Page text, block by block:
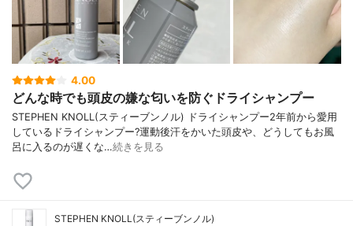
4.00
どんな時でも頭皮の嫌な匂いを防ぐドライシャンプー
STEPHEN KNOLL(スティーブンノル) ドライシャンプー2年前から愛用
しているドライシャンプー?運動後汗をかいた頭皮や、どうしてもお風
呂に入るのが遅くな…続きを見る
STEPHEN KNOLL(スティーブンノル)